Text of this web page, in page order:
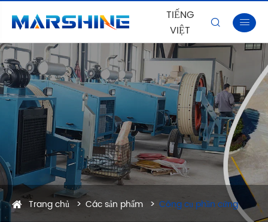
TIẾNG
VIỆT
 
Trang chủ Các sản phẩm Công cụ phần cứng